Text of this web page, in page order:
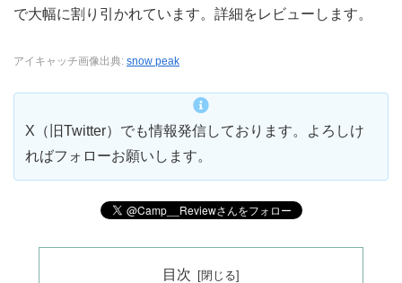
で大幅に割り引かれています。詳細をレビューします。
アイキャッチ画像出典: snow peak
X（旧Twitter）でも情報発信しております。よろしけ
ればフォローお願いします。
目次